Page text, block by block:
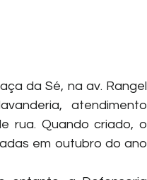
da Sé, na av. Rangel
atendimento
rua. Quando criado, o
em outubro do ano